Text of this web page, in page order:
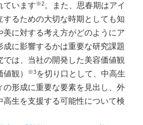
ています※2。また、思春期はアイ
するための大切な時期としても知
美に対する考え方がどのようにア
成に影響するかは重要な研究課題
では、当社の開発した美容価値観
観）
※3を切り口として、中高生
の形成に重要な要素を見出し、外
高生を支援する可能性について検